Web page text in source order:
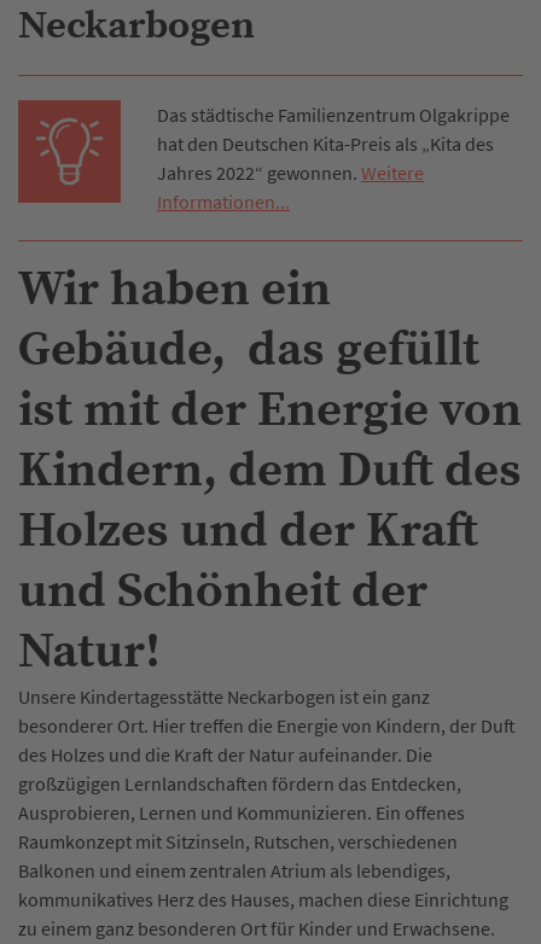
Neckarbogen
Das städtische Familienzentrum Olgakrippe
hat den Deutschen Kita-Preis als „Kita des
Jahres 2022“ gewonnen. Weitere
Informationen...
Wir haben ein
Gebäude, das gefüllt
ist mit der Energie von
Kindern, dem Duft des
Holzes und der Kraft
und Schönheit der
Natur!
Unsere Kindertagesstätte Neckarbogen ist ein ganz
besonderer Ort. Hier treffen die Energie von Kindern, der Duft
des Holzes und die Kraft der Natur aufeinander. Die
großzügigen Lernlandschaften fördern das Entdecken,
Ausprobieren, Lernen und ­Kommunizieren. Ein offenes
Raumkonzept mit ­Sitzinseln, Rutschen, verschiedenen
Balkonen und einem zentralen Atrium als lebendiges,
kommuni­katives Herz des Hauses, machen diese Einrichtung
zu einem ganz besonderen Ort für Kinder und Erwachsene.